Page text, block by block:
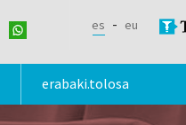
es eu
erabaki.tolosa